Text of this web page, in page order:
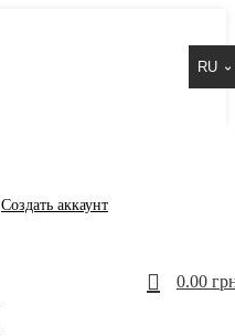
RU
Создать аккаунт
0.00